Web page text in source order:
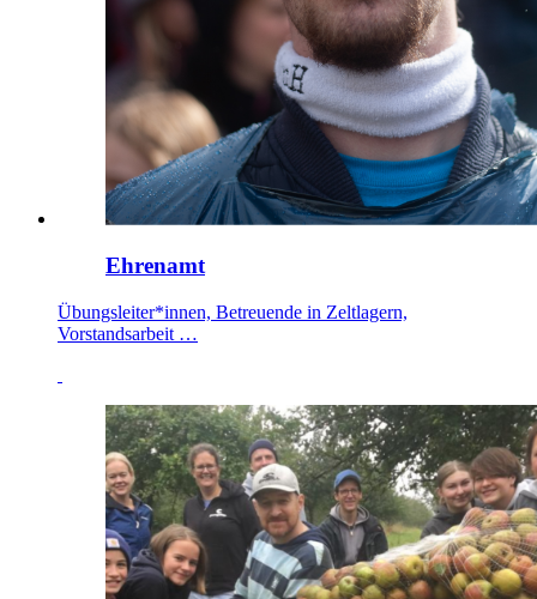
Ehrenamt
Übungsleiter*innen, Betreuende in Zeltlagern,
Vorstandsarbeit …